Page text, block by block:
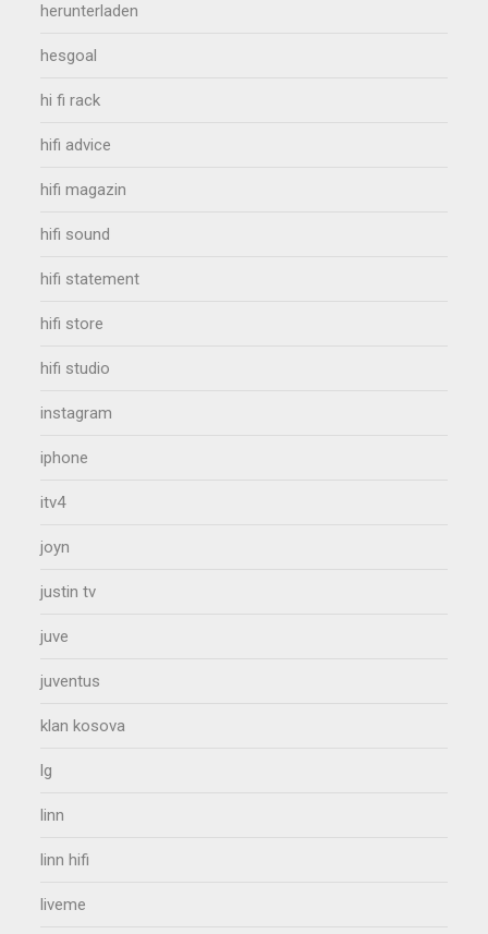
herunterladen
hesgoal
hi fi rack
hifi advice
hifi magazin
hifi sound
hifi statement
hifi store
hifi studio
instagram
iphone
itv4
joyn
justin tv
juve
juventus
klan kosova
lg
linn
linn hifi
liveme